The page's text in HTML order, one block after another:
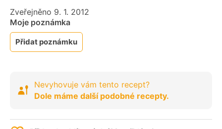
Zveřejněno 9. 1. 2012
Moje poznámka
Přidat poznámku
Nevyhovuje vám tento recept?
Dole máme další podobné recepty.